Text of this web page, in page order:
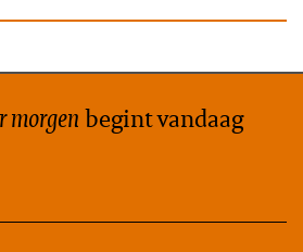
morgen begint vandaag